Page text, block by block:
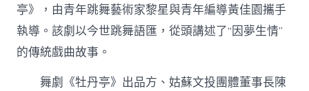
亭》，由青年跳舞藝術家黎星與青年編導黃佳園攜手
執導。該劇以今世跳舞語匯，從頭講述了“因夢生情”
的傳統戲曲故事。
舞劇《牡丹亭》出品方、姑蘇文投團體董事長陳